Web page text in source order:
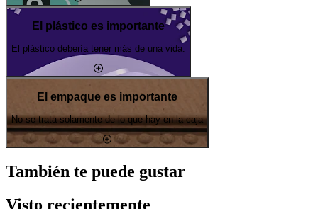
El plástico es importante
El plástico debería tener más de una vida.
El empaque es importante
No se trata solamente de lo que hay en la caja
También te puede gustar
Visto recientemente